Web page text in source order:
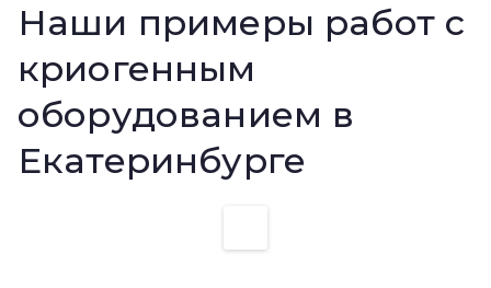
Наши примеры работ с
криогенным
оборудованием в
Екатеринбурге